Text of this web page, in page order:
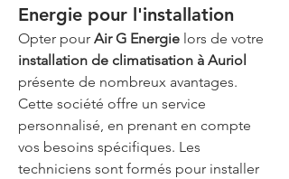
Energie pour l'installation
Opter pour Air G Energie lors de votre
installation de climatisation à Auriol
présente de nombreux avantages.
Cette société offre un service
personnalisé, en prenant en compte
vos besoins spécifiques. Les
techniciens sont formés pour installer